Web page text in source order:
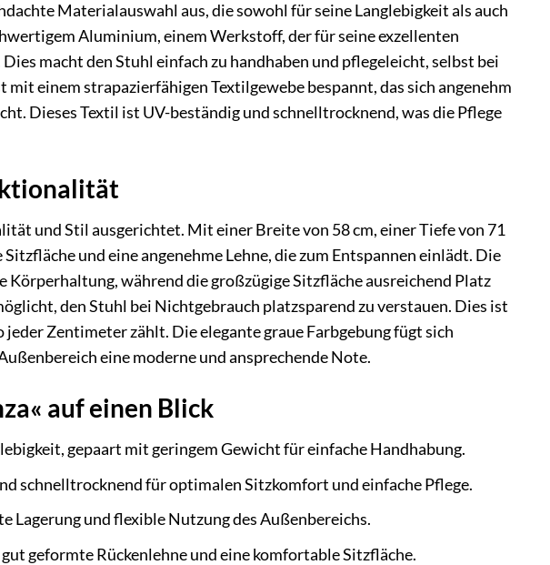
Materialauswahl aus, die sowohl für seine Langlebigkeit als auch
Aluminium, einem Werkstoff, der für seine exzellenten
macht den Stuhl einfach zu handhaben und pflegeleicht, selbst bei
einem strapazierfähigen Textilgewebe bespannt, das sich angenehm
Dieses Textil ist UV-beständig und schnelltrocknend, was die Pflege
und Stil ausgerichtet. Mit einer Breite von 58 cm, einer Tiefe von 71
und eine angenehme Lehne, die zum Entspannen einlädt. Die
während die großzügige Sitzfläche ausreichend Platz
den Stuhl bei Nichtgebrauch platzsparend zu verstauen. Dies ist
Zentimeter zählt. Die elegante graue Farbgebung fügt sich
eine moderne und ansprechende Note.
auf einen Blick
gepaart mit geringem Gewicht für einfache Handhabung.
schnelltrocknend für optimalen Sitzkomfort und einfache Pflege.
Lagerung und flexible Nutzung des Außenbereichs.
geformte Rückenlehne und eine komfortable Sitzfläche.